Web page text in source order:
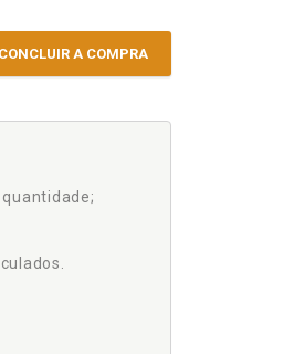
CONCLUIR A COMPRA